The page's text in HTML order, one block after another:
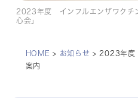
2023年度 インフルエンザワクチ
心会」
HOME > お知らせ > 2023年度
案内